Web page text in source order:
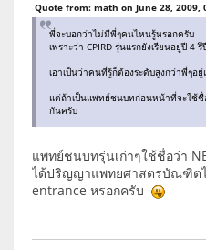
Quote from: math on June 28, 2009,
พี่จะบอกว่าไม่มีพี่ๆคนไหนรู้หรอกครับ
เพราะว่า CPIRD รุ่นแรกยังเรียนอยู่ปี
เอาเป็นว่าคนที่รู้ก็ต้องระดับสูงกว่าพี่ๆอยู่
แต่ถ้าเป็นแพทย์ชนบทก่อนหน้าที่จะใช้ชื่
กันครับ
แพทย์ชนบทรุ่นเก่าๆใช้ชื่อว่า
ได้ปริญญาแพทยศาสตรบัณฑิต
entrance หรอกครับ